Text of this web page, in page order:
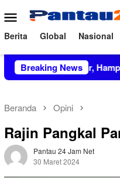
ke
konten
Menu
Mobile
Berita Global Nasional
Breaking News
Miliar, Hampir Dua
Beranda Opini
Rajin Pangkal
Pantau 24 Jam Net
30 Maret 2024